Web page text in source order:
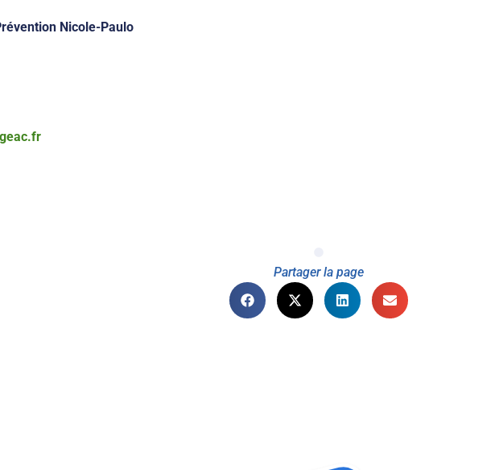
Nicole-Paulo
Partager la page